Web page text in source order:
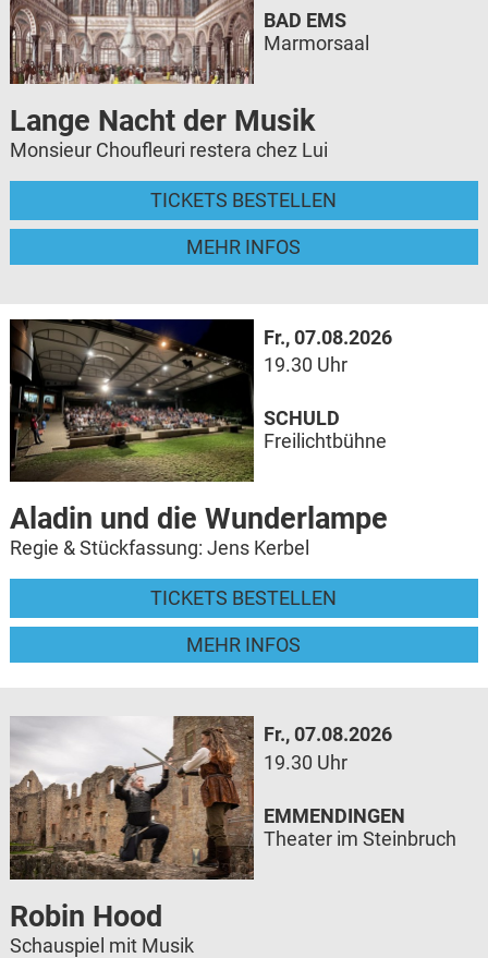
Lange Nacht der Musik
Monsieur Choufleuri restera chez Lui
TICKETS BESTELLEN
MEHR INFOS
BAD EMS
Marmorsaal
Fr., 07.08.2026
19.30 Uhr
Aladin und die Wunderlampe
Regie & Stückfassung: Jens Kerbel
TICKETS BESTELLEN
MEHR INFOS
SCHULD
Freilichtbühne
Fr., 07.08.2026
19.30 Uhr
Robin Hood
Schauspiel mit Musik
EMMENDINGEN
Theater im Steinbruch